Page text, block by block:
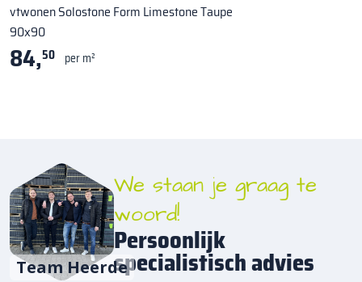
vtwonen Solostone Form Limestone Taupe
90x90
84,50 per m²
Team Heerde
We staan je graag te
woord!
Persoonlijk
specialistisch advies